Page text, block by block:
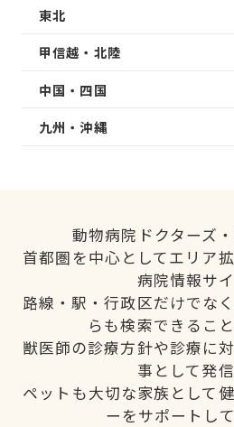
東北
甲信越・北陸
中国・四国
九州・沖縄
動物病院ドクターズ・
首都圏を中心としてエリア
病院情報サイ
路線・駅・行政区だけでな
らも検索できるこ
獣医師の診療方針や診療に
事として発信
ペットも大切な家族として
ーをサポートして